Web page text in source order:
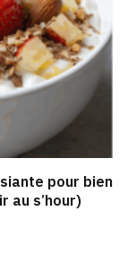
pour bien
au s’hour)